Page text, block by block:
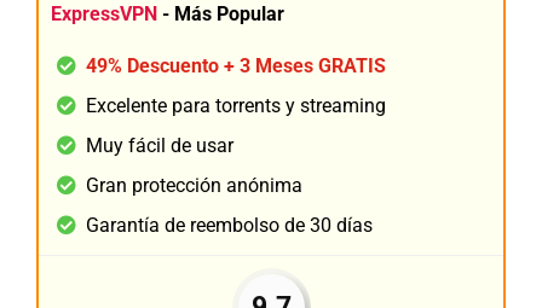
ExpressVPN - Más Popular
49% Descuento + 3 Meses GRATIS
Excelente para torrents y streaming
Muy fácil de usar
Gran protección anónima
Garantía de reembolso de 30 días